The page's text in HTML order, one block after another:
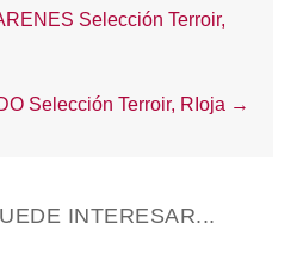
Selección Terroir,
Selección Terroir, RIoja →
INTERESAR...